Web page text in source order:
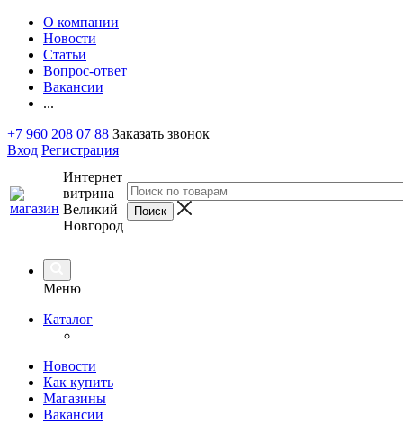
О компании
Новости
Статьи
Вопрос-ответ
Вакансии
...
+7 960 208 07 88 Заказать звонок
Вход Регистрация
Интернет
витрина
Великий
Новгород
Меню
Каталог
Новости
Как купить
Магазины
Вакансии